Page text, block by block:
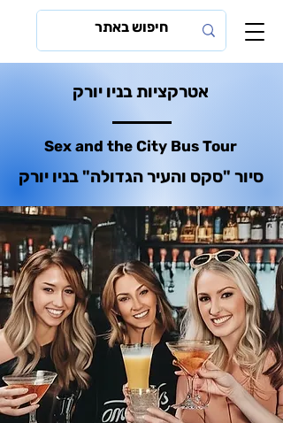
אטרקציות בניו יורק
Sex and the City Bus Tour
סיור "סקס והעיר הגדולה" בניו יורק